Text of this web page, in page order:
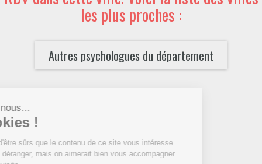
les plus proches :
Autres psychologues du département